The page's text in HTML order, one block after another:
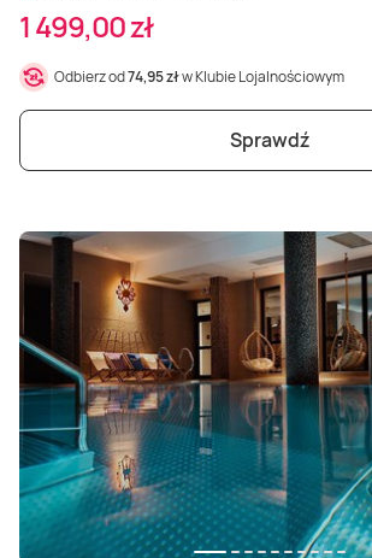
1 499,00 zł
Odbierz od74,95 złw Klubie Lojalnościowym
Sprawdź